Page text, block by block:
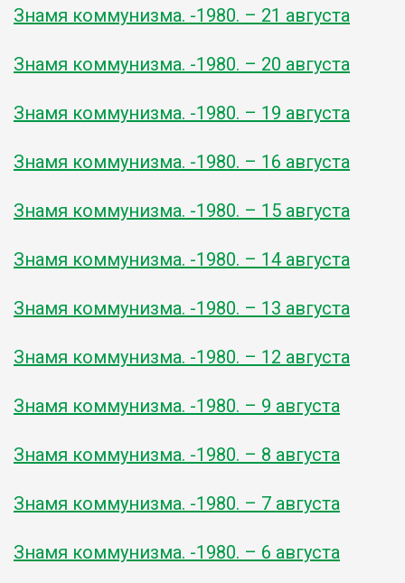
Знамя коммунизма. -1980. – 21 августа
Знамя коммунизма. -1980. – 20 августа
Знамя коммунизма. -1980. – 19 августа
Знамя коммунизма. -1980. – 16 августа
Знамя коммунизма. -1980. – 15 августа
Знамя коммунизма. -1980. – 14 августа
Знамя коммунизма. -1980. – 13 августа
Знамя коммунизма. -1980. – 12 августа
Знамя коммунизма. -1980. – 9 августа
Знамя коммунизма. -1980. – 8 августа
Знамя коммунизма. -1980. – 7 августа
Знамя коммунизма. -1980. – 6 августа